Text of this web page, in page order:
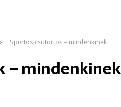
Sportos csütörtök – mindenkinek
– mindenkinek